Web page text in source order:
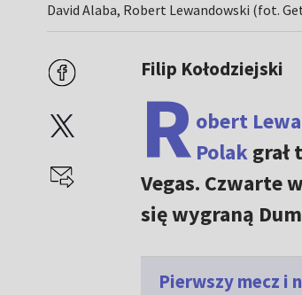
David Alaba, Robert Lewandowski (fot.
Filip Kołodziejski
Robert
Polakgrał
Vegas. Czwarte
się wygraną
Pierwszy mecz i